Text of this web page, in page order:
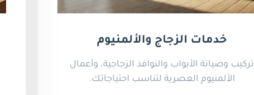
خدمات الزجاج والألمنيوم
تركيب وصيانة الأبواب والنوافذ الزجاجية، وأعمال
الألمنيوم العصرية لتناسب احتياجاتك.